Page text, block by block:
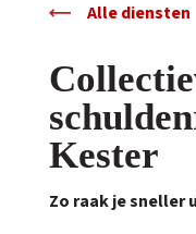
Alle diensten
Kester
Zo raak je sneller